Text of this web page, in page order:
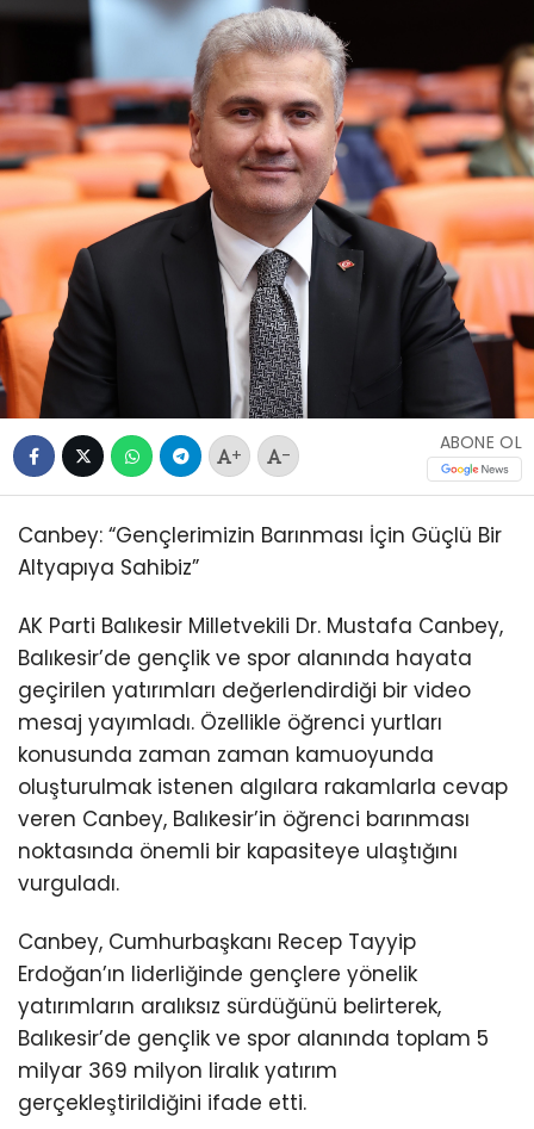
+ -
ABONE OL
Canbey: “Gençlerimizin Barınması İçin Güçlü Bir
Altyapıya Sahibiz”
AK Parti Balıkesir Milletvekili Dr. Mustafa Canbey,
Balıkesir’de gençlik ve spor alanında hayata
geçirilen yatırımları değerlendirdiği bir video
mesaj yayımladı. Özellikle öğrenci yurtları
konusunda zaman zaman kamuoyunda
oluşturulmak istenen algılara rakamlarla cevap
veren Canbey, Balıkesir’in öğrenci barınması
noktasında önemli bir kapasiteye ulaştığını
vurguladı.
Canbey, Cumhurbaşkanı Recep Tayyip
Erdoğan’ın liderliğinde gençlere yönelik
yatırımların aralıksız sürdüğünü belirterek,
Balıkesir’de gençlik ve spor alanında toplam 5
milyar 369 milyon liralık yatırım
gerçekleştirildiğini ifade etti.